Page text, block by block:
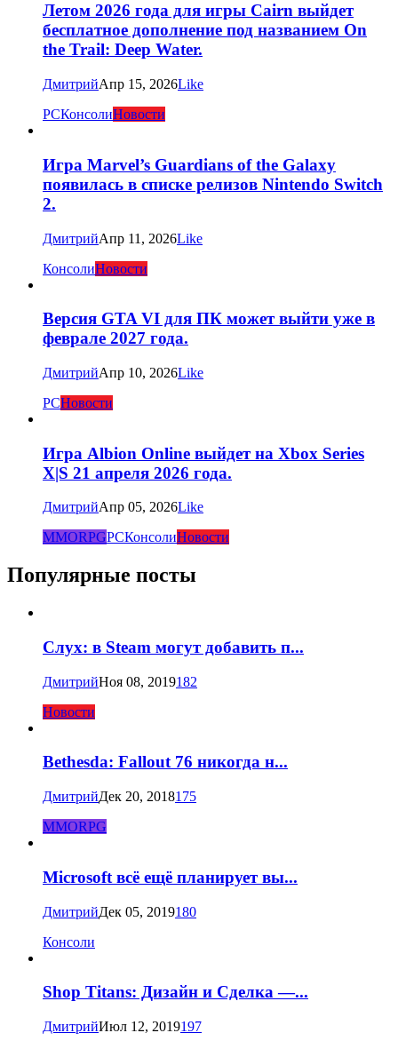
Летом 2026 года для игры Cairn выйдет
бесплатное дополнение под названием On
the Trail: Deep Water.
ДмитрийАпр 15, 2026Like
PCКонсолиНовости
Игра Marvel’s Guardians of the Galaxy
появилась в списке релизов Nintendo Switch
2.
ДмитрийАпр 11, 2026Like
КонсолиНовости
Версия GTA VI для ПК может выйти уже в
феврале 2027 года.
ДмитрийАпр 10, 2026Like
PCНовости
Игра Albion Online выйдет на Xbox Series
X|S 21 апреля 2026 года.
ДмитрийАпр 05, 2026Like
MMORPGPCКонсолиНовости
Популярные посты
Слух: в Steam могут добавить п...
ДмитрийНоя 08, 2019182
Новости
Bethesda: Fallout 76 никогда н...
ДмитрийДек 20, 2018175
MMORPG
Microsoft всё ещё планирует вы...
ДмитрийДек 05, 2019180
Консоли
Shop Titans: Дизайн и Сделка —...
ДмитрийИюл 12, 2019197